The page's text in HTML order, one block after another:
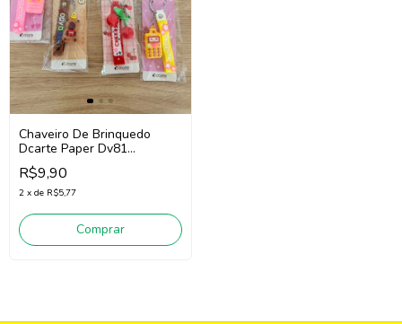
Chaveiro De Brinquedo
Dcarte Paper Dv81
(Diversos)
R$9,90
2 x de R$5,77
Comprar